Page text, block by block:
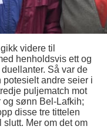
videre til
henholdsvis ett og
Så var de
potesielt andre seier i
puljematch mot
og sønn Bel-Lafkih;
disse tre tittelen
Mer om det om